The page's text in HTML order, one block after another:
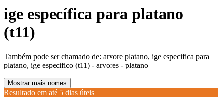
ige específica para platano
(t11)
Também pode ser chamado de: arvore platano, ige especifica para
platano, ige especifico (t11) - arvores - platano
Mostrar mais nomes
Resultado em até 5 dias úteis